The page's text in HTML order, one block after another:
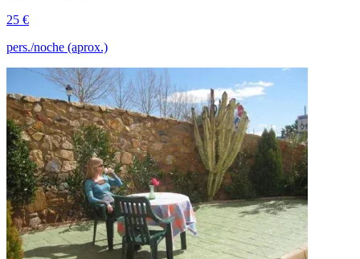
25 €
pers./noche (aprox.)